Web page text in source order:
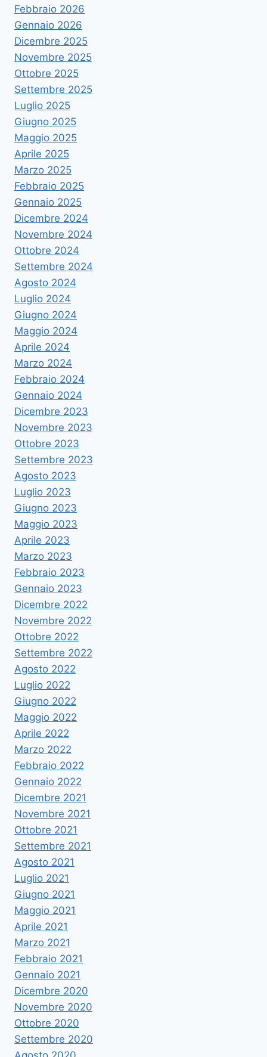
Febbraio 2026
Gennaio 2026
Dicembre 2025
Novembre 2025
Ottobre 2025
Settembre 2025
Luglio 2025
Giugno 2025
Maggio 2025
Aprile 2025
Marzo 2025
Febbraio 2025
Gennaio 2025
Dicembre 2024
Novembre 2024
Ottobre 2024
Settembre 2024
Agosto 2024
Luglio 2024
Giugno 2024
Maggio 2024
Aprile 2024
Marzo 2024
Febbraio 2024
Gennaio 2024
Dicembre 2023
Novembre 2023
Ottobre 2023
Settembre 2023
Agosto 2023
Luglio 2023
Giugno 2023
Maggio 2023
Aprile 2023
Marzo 2023
Febbraio 2023
Gennaio 2023
Dicembre 2022
Novembre 2022
Ottobre 2022
Settembre 2022
Agosto 2022
Luglio 2022
Giugno 2022
Maggio 2022
Aprile 2022
Marzo 2022
Febbraio 2022
Gennaio 2022
Dicembre 2021
Novembre 2021
Ottobre 2021
Settembre 2021
Agosto 2021
Luglio 2021
Giugno 2021
Maggio 2021
Aprile 2021
Marzo 2021
Febbraio 2021
Gennaio 2021
Dicembre 2020
Novembre 2020
Ottobre 2020
Settembre 2020